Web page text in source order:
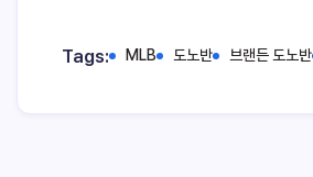
Tags: MLB 도노반 브랜든 도노반